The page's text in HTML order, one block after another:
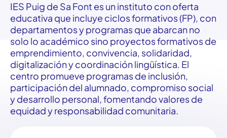
IES Puig de Sa Font es uninstituto conoferta
educativa que incluye ciclosformativos(FP), con
departamentosyprogramasque abarcanno
solo lo académico sino proyectosformativosde
emprendimiento, convivencia, solidaridad,
digitalizaciónycoordinaciónlingüística. El
centro promueve programasde inclusión,
participacióndel alumnado, compromiso social
ydesarrollo personal,fomentandovaloresde
equidadyresponsabilidad comunitaria.